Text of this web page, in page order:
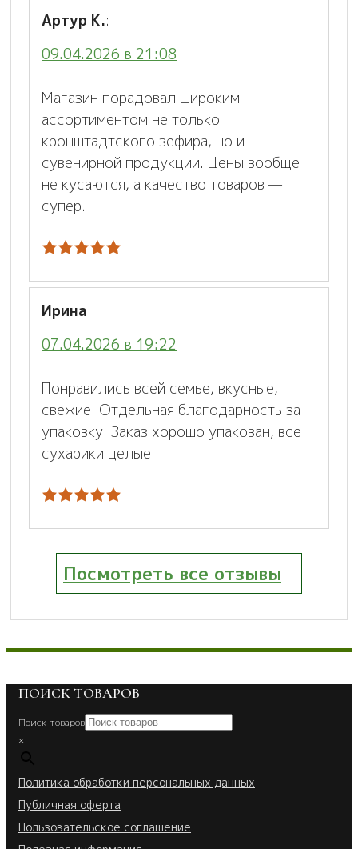
Артур К.:
09.04.2026 в 21:08
Магазин порадовал широким
ассортиментом не только
кронштадтского зефира, но и
сувенирной продукции. Цены вообще
не кусаются, а качество товаров —
супер.
Ирина:
07.04.2026 в 19:22
Понравились всей семье, вкусные,
свежие. Отдельная благодарность за
упаковку. Заказ хорошо упакован, все
сухарики целые.
Посмотреть все отзывы
ПОИСК ТОВАРОВ
Поиск товаров
×
Политика обработки персональных данных
Публичная оферта
Пользовательское соглашение